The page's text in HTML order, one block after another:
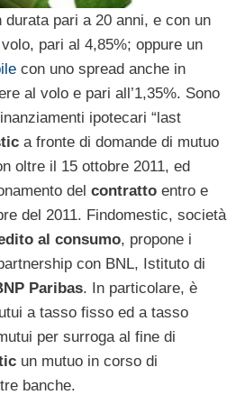
durata pari a 20 anni, e con un
pari al 4,85%; oppure un
con uno spread anche in
al volo e pari all’1,35%. Sono
ipotecari “last
a fronte di domande di mutuo
oltre il 15 ottobre 2011, ed
del contratto entro e
del 2011. Findomestic, società
al consumo, propone i
con BNL, Istituto di
Paribas. In particolare, è
a tasso fisso ed a tasso
per surroga al fine di
un mutuo in corso di
banche.